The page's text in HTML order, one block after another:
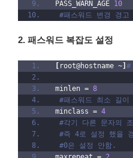
.
끝
[
S
H
–
[
A
u
t
h
서
PASS_WARN_AGE 10
#패스워드 변경 경
2. 패스워드 복잡도 설정
root@hostname ~
minlen = 8
#패스워드 최소 길이
minclass = 4
#각기 다른 문자의
#즉 4로 설정 했을
#0은 설정 안함.